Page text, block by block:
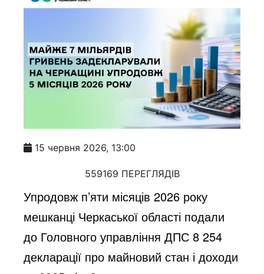
15 червня 2026, 13:00
559169 ПЕРЕГЛЯДІВ
Упродовж п’яти місяців 2026 року
мешканці Черкаської області подали
до Головного управління ДПС 8 254
декларації про майновий стан і доходи